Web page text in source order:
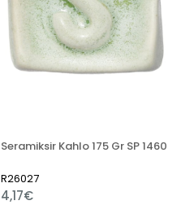
Seramiksir Kahlo 175 Gr SP 1460
R26027
4,17€